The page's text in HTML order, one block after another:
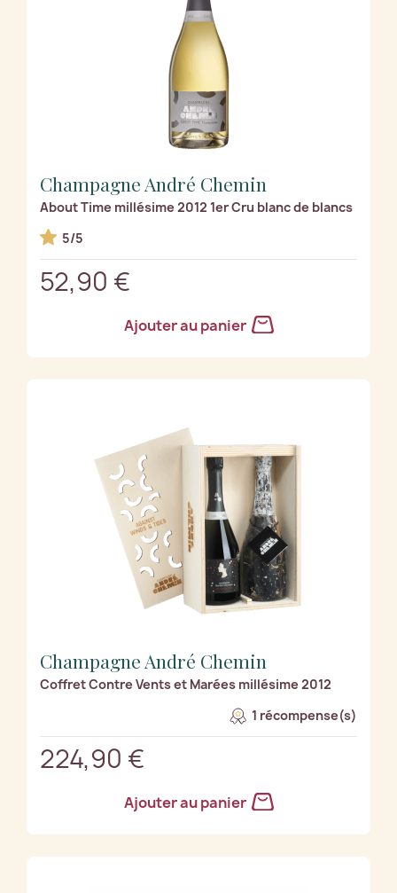
Champagne André Chemin
About Time millésime 2012 1er Cru blanc de blancs
5/5
52,90 €
Ajouter au panier
Champagne André Chemin
Coffret Contre Vents et Marées millésime 2012
1 récompense(s)
224,90 €
Ajouter au panier